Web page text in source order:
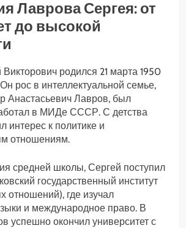
Лаврова Сергея: от
до высокой
родился 21 марта 1950
рос в интеллектуальной семье,
Анастасьевич Лавров, был
в МИДе СССР. С детства
интерес к политике и
отношениям.
средней школы, Сергей поступил
государственный институт
отношений), где изучал
и международное право. В
успешно окончил университет с